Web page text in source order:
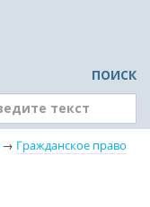
ПОИСК
→ Гражданское право